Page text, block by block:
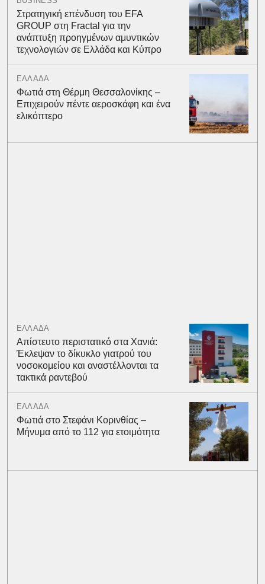
Στρατηγική επένδυση του EFA
GROUP στη Fractal για την
ανάπτυξη προηγμένων αμυντικών
τεχνολογιών σε Ελλάδα και Κύπρο
ΕΛΛΑΔΑ
Φωτιά στη Θέρμη Θεσσαλονίκης –
Επιχειρούν πέντε αεροσκάφη και ένα
ελικόπτερο
ΕΛΛΑΔΑ
Απίστευτο περιστατικό στα Χανιά:
Έκλεψαν το δίκυκλο γιατρού του
νοσοκομείου και αναστέλλονται τα
τακτικά ραντεβού
ΕΛΛΑΔΑ
Φωτιά στο Στεφάνι Κορινθίας –
Μήνυμα από το 112 για ετοιμότητα